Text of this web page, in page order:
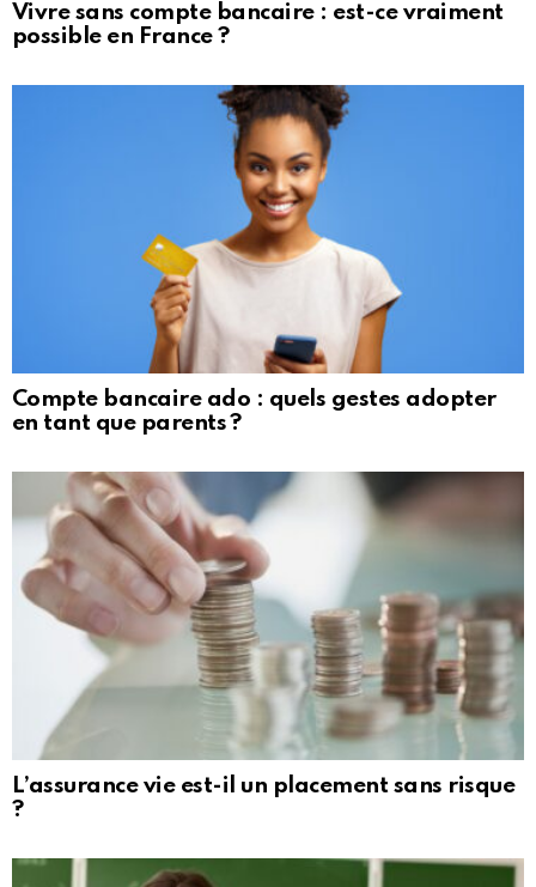
Vivre sans compte bancaire : est-ce vraiment
possible en France ?
Compte bancaire ado : quels gestes adopter
en tant que parents ?
L’assurance vie est-il un placement sans risque
?